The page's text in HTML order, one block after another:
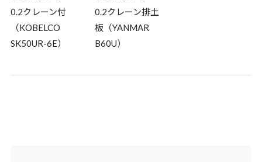
0.2クレーン付
（KOBELCO
SK50UR-6E）
0.2クレーン排土
板（YANMAR
B60U）